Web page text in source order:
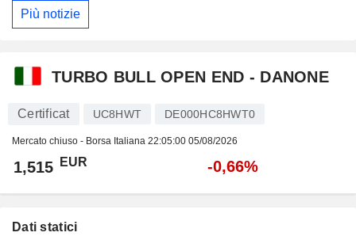
Più notizie
TURBO BULL OPEN END - DANONE
Certificat UC8HWT DE000HC8HWT0
Mercato chiuso - Borsa Italiana 22:05:00 05/08/2026
1,515 EUR -0,66%
Dati statici